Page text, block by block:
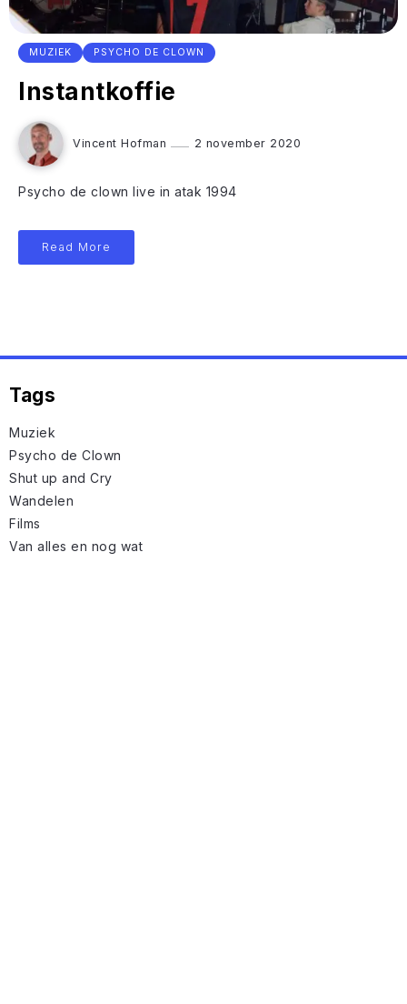
MUZIEK PSYCHO DE CLOWN
Instantkoffie
Vincent Hofman 2 november 2020
Psycho de clown live in atak 1994
Read More
Tags
Muziek
Psycho de Clown
Shut up and Cry
Wandelen
Films
Van alles en nog wat